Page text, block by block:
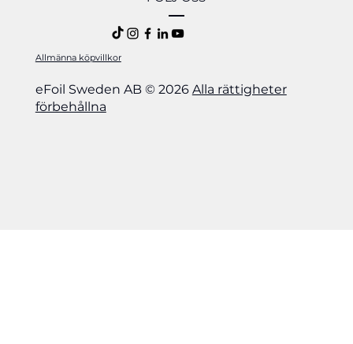
Allmänna köpvillkor
eFoil Sweden AB © 2026 Alla rättigheter
förbehållna